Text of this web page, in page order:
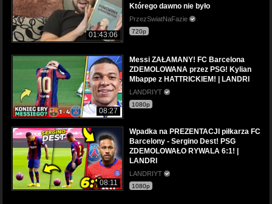
01:43:06
Którego dawno nie było
PrzezSwiatNaFazie
720p
08:27
Messi ZAŁAMANY! FC Barcelona
ZDEMOLOWANA przez PSG! Kylian
Mbappe z HATTRICKIEM! | LANDRI
LANDRIYT
1080p
08:11
Wpadka na PREZENTACJI piłkarza FC
Barcelony - Sergino Dest! PSG
ZDEMOLOWAŁO RYWALA 6:1! |
LANDRI
LANDRIYT
1080p